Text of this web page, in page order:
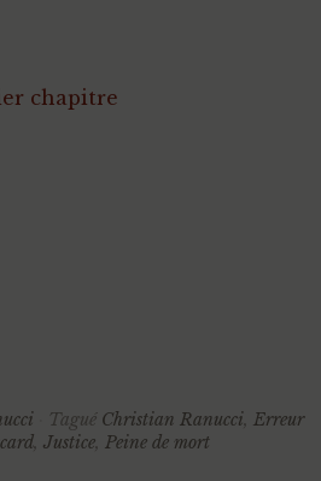
chapitre
Tagué Christian Ranucci, Erreur
Justice Peine de mort